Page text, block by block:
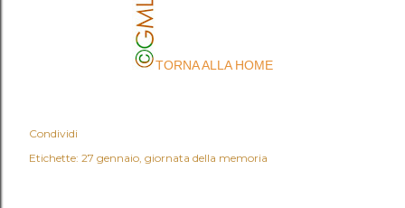
TORNA ALLA HOME
Condividi
Etichette: 27 gennaio giornata della memoria